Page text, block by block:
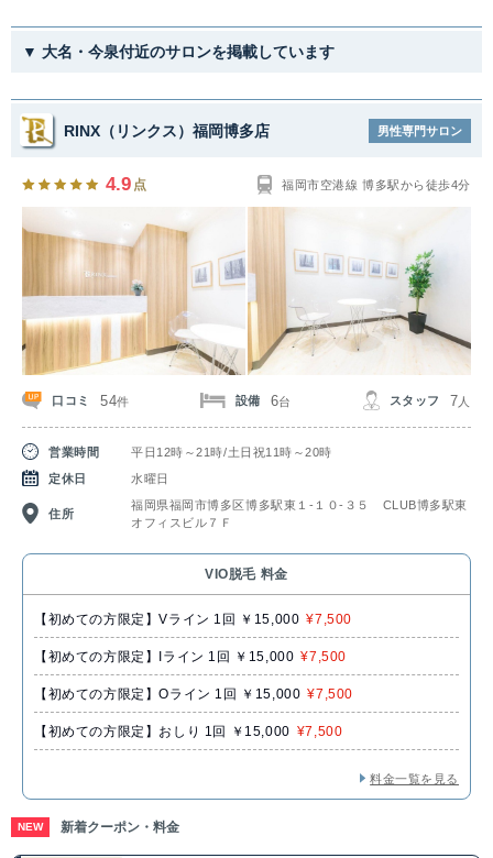
▼ 大名・今泉付近のサロンを掲載しています
RINX（リンクス）福岡博多店 男性専門サロン
4.9 点 福岡市空港線 博多駅から徒歩4分
口コミ 54件 設備 6台 スタッフ 7 人
営業時間
平日12時～21時/土日祝11時～20時
定休日
水曜日
住所
福岡県福岡市博多区博多駅東１‐１０‐３５ CLUB博多駅東
オフィスビル７Ｆ
VIO脱毛 料金
【初めての方限定】Vライン 1回 ￥15,000 ¥7,500
【初めての方限定】Iライン 1回 ￥15,000 ¥7,500
【初めての方限定】Oライン 1回 ￥15,000 ¥7,500
【初めての方限定】おしり 1回 ￥15,000 ¥7,500
料金一覧を見る
NEW 新着クーポン・料金